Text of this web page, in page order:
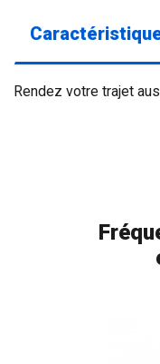
Rendez votre trajet